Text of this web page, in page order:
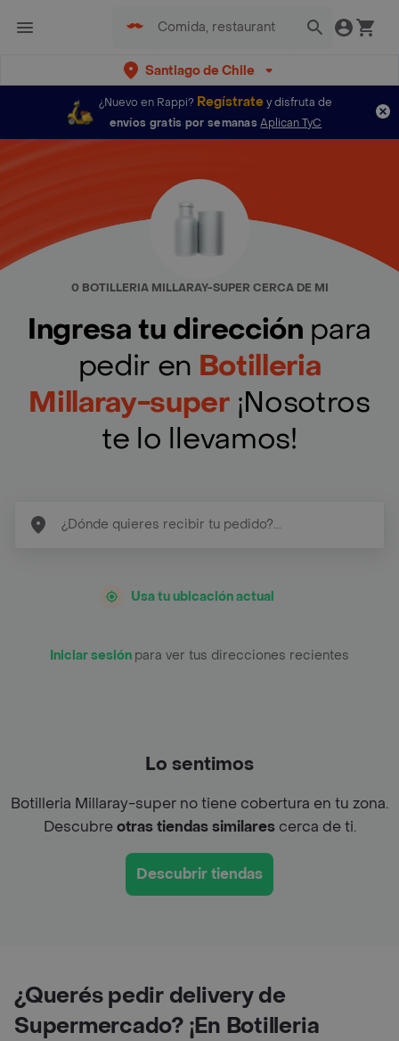
Santiago de Chile
¿Nuevo en Rappi? Regístratey disfruta de
envíos gratis por semanas Aplican TyC
0 BOTILLERIA MILLARAY-SUPER CERCA DE MI
Ingresa tu dirección para
pedir en Botilleria
Millaray-super ¡Nosotros
te lo llevamos!
Usa tu ubicación actual
Iniciar sesión para ver tus direcciones recientes
Lo sentimos
Botilleria Millaray-super no tiene cobertura en tu zona.
Descubreotras tiendas similarescerca de ti.
Descubrir tiendas
¿Querés pedir delivery de
Supermercado? ¡En Botilleria